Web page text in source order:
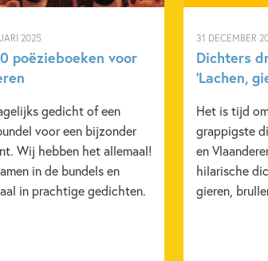
2025
poëzieboeken voor
gedicht of een
voor een bijzonder
Wij hebben het allemaal!
in de bundels en
in prachtige gedichten.
31 DECEMBER
Dichters
‘Lachen,
Het is tijd
grappigste
en
hilarische
gieren,